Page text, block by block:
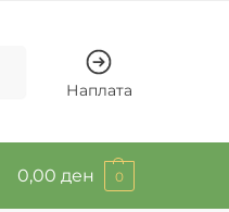
Наплата
0,00 ден 0